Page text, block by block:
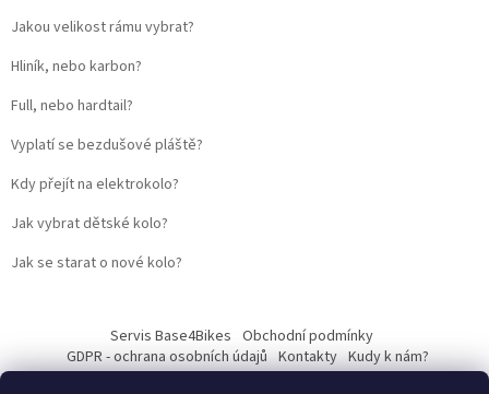
Jakou velikost rámu vybrat?
Hliník, nebo karbon?
Full, nebo hardtail?
Vyplatí se bezdušové pláště?
Kdy přejít na elektrokolo?
Jak vybrat dětské kolo?
Jak se starat o nové kolo?
Servis Base4Bikes Obchodní podmínky
GDPR - ochrana osobních údajů Kontakty Kudy k nám?